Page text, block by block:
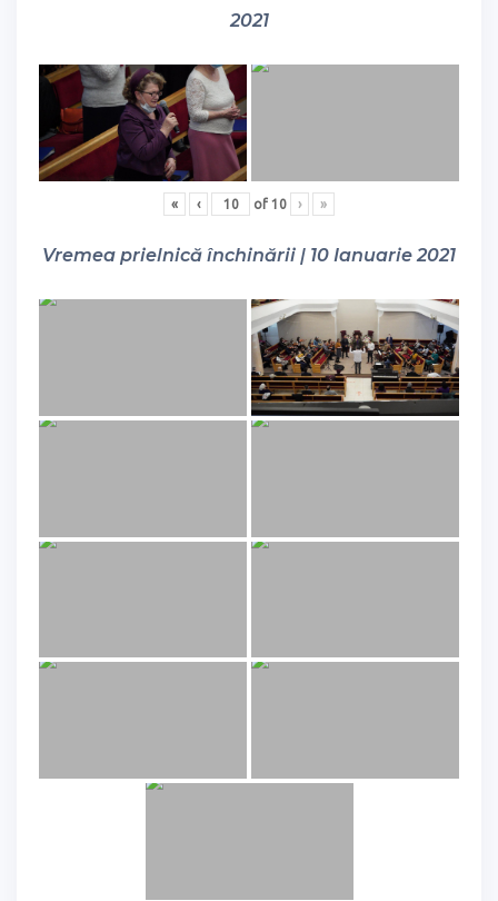
2021
« ‹ of 10 › »
Vremea prielnică închinării | 10 Ianuarie 2021